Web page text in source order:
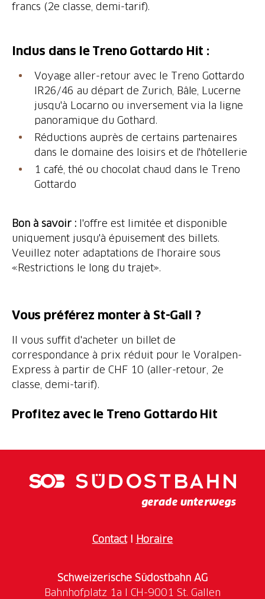
francs (2e classe, demi-tarif).
Inclus dans le Treno Gottardo Hit :
Voyage aller-retour avec le Treno Gottardo
IR26/46 au départ de Zurich, Bâle, Lucerne
jusqu'à Locarno ou inversement via la ligne
panoramique du Gothard.
Réductions auprès de certains partenaires
dans le domaine des loisirs et de l'hôtellerie
1 café, thé ou chocolat chaud dans le Treno
Gottardo
Bon à savoir :l'offre est limitée et disponible
uniquement jusqu'à épuisement des billets.
Veuillez noter adaptations de l’horaire sous
«Restrictions le long du trajet».
Vous préférez monter à St-Gall ?
Il vous suffit d'acheter un billet de
correspondance à prix réduit pour le Voralpen-
Express à partir de CHF 10 (aller-retour, 2e
classe, demi-tarif).
Profitez avec le Treno Gottardo Hit
ContactI Horaire
Schweizerische Südostbahn AG